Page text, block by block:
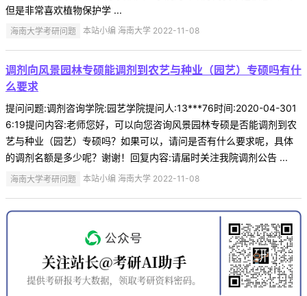
但是非常喜欢植物保护学 ...
海南大学考研问题 本站小编 海南大学 2022-11-08
调剂向风景园林专硕能调剂到农艺与种业（园艺）专硕吗有什
么要求
提问问题:调剂咨询学院:园艺学院提问人:13***76时间:2020-04-301
6:19提问内容:老师您好，可以向您咨询风景园林专硕是否能调剂到农
艺与种业（园艺）专硕吗？如果可以，请问是否有什么要求呢，具体
的调剂名额是多少呢？谢谢！回复内容:请届时关注我院调剂公告 ...
海南大学考研问题 本站小编 海南大学 2022-11-08